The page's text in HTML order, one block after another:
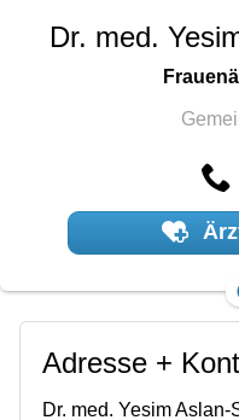
Dr. med.
Adresse +
Dr. med. Yesim Aslan-